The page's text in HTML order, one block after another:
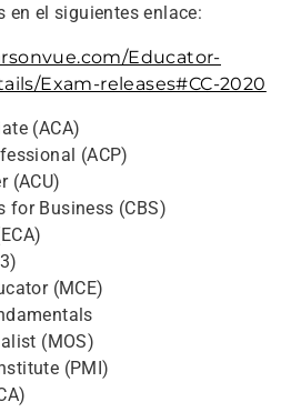
en el siguientes enlace:
Educator-
Exam-releases#CC-2020
(ACA)
(ACP)
(ACU)
for Business (CBS)
(MCE)
(MOS)
(PMI)